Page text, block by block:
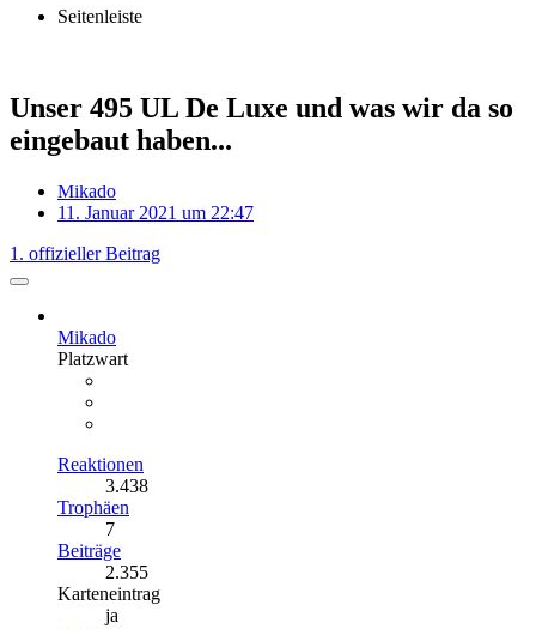
Seitenleiste
Unser 495 UL De Luxe und was wir da so
eingebaut haben...
Mikado
11. Januar 2021 um 22:47
1. offizieller Beitrag
Mikado
Platzwart
Reaktionen
3.438
Trophäen
7
Beiträge
2.355
Karteneintrag
ja